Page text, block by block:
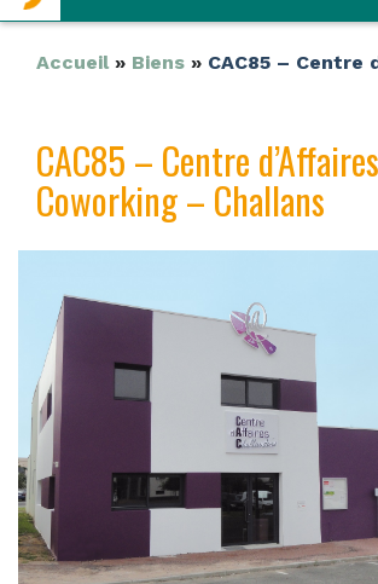
contenu
principal
contenu
secondaire
Accueil» Biens » CAC85 – Centre d’Affaires et
CAC85 – Centre
Coworking – Challans